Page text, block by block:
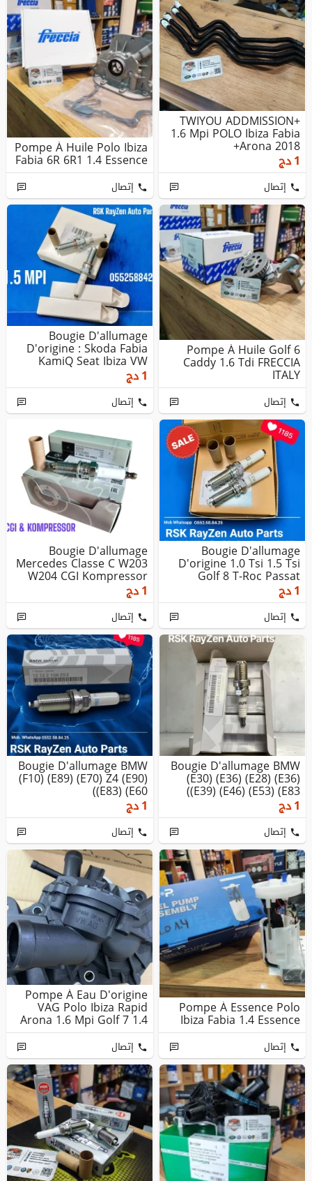
+TWIYOU ADDMISSION
1.6 Mpi POLO Ibiza Fabia
Arona 2018+
1دج
إتصال
Pompe À Huile Polo Ibiza
Fabia 6R 6R1 1.4 Essence
إتصال
Pompe À Huile Golf 6
Caddy 1.6 Tdi FRECCIA
ITALY
إتصال
Bougie D'allumage
D'origine : Skoda Fabia
KamiQ Seat Ibiza VW
Polo 1.0...
1دج
إتصال
Bougie D'allumage
D'origine 1.0 Tsi 1.5 Tsi
Golf 8 T-Roc Passat
Octavi...
1دج
إتصال
Bougie D'allumage
Mercedes Classe C W203
W204 CGI Kompressor
1دج
إتصال
Bougie D'allumage BMW
(E30) (E36) (E28) (E36)
(E39) (E46) (E53) (E83)
1دج
إتصال
Bougie D'allumage BMW
(F10) (E89) (E70) Z4 (E90)
(E83) (E60)
1دج
إتصال
Pompe À Essence Polo
Ibiza Fabia 1.4 Essence
إتصال
Pompe À Eau D'origine
VAG Polo Ibiza Rapid
Arona 1.6 Mpi Golf 7 1.4
Ts...
إتصال